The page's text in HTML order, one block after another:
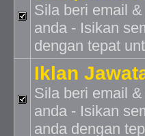
Sila beri email
anda - Isikan
dengan tepat
Iklan
Sila beri email
anda - Isikan
anda dengan